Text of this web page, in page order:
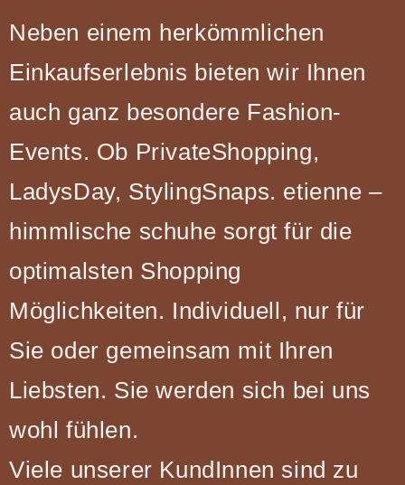
Neben einem herkömmlichen
Einkaufserlebnis bieten wir Ihnen
auch ganz besondere Fashion-
Events. Ob PrivateShopping,
LadysDay, StylingSnaps. etienne –
himmlische schuhe sorgt für die
optimalsten Shopping
Möglichkeiten. Individuell, nur für
Sie oder gemeinsam mit Ihren
Liebsten. Sie werden sich bei uns
wohl fühlen.
Viele unserer KundInnen sind zu